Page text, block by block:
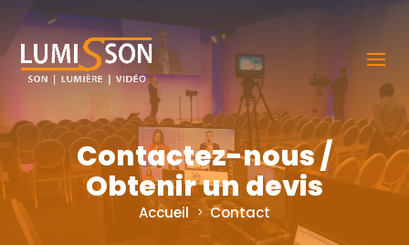
Contactez-nous /
Obtenir un devis
Accueil Contact